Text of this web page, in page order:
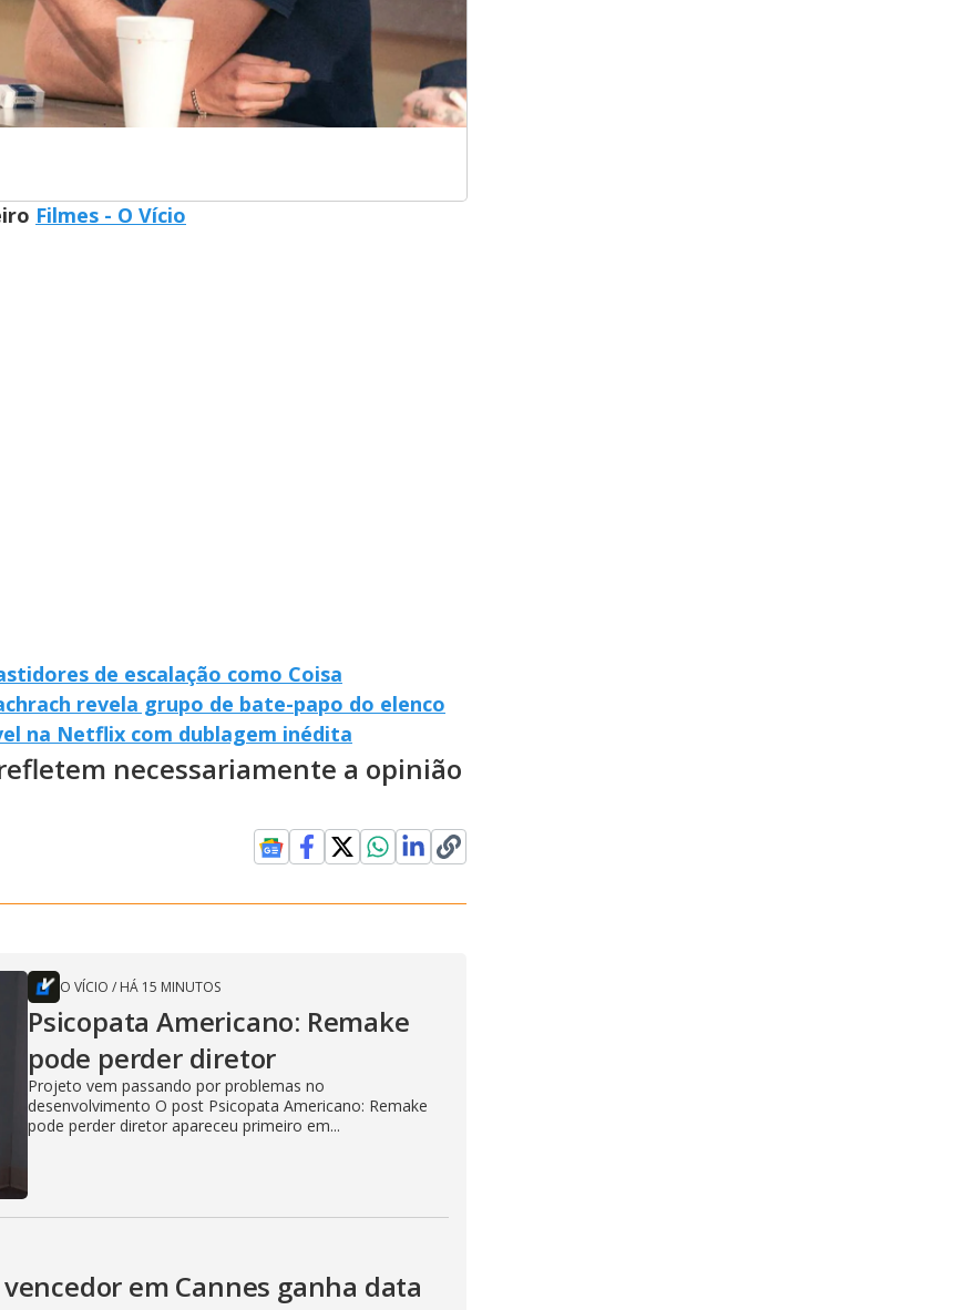
Filmes - O Vício
de escalação como Coisa
revela grupo de bate-papo do elenco
na Netflix com dublagem inédita
necessariamente a opinião
O VÍCIO / HÁ 15 MINUTOS
Psicopata Americano: Remake
pode perder diretor
Projeto vem passando por problemas no
desenvolvimento O post Psicopata Americano: Remake
pode perder diretor apareceu primeiro em...
em Cannes ganha data